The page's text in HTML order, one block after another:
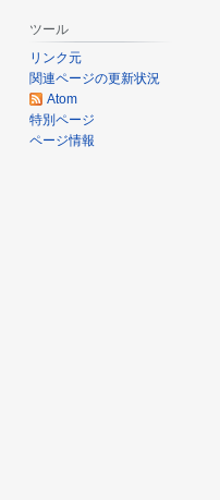
ツール
リンク元
関連ページの更新状況
Atom
特別ページ
ページ情報